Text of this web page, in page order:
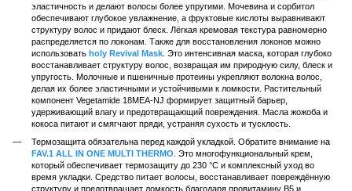
эластичность и делают волосы более упругими. Мочевина и сорбитол
обеспечивают глубокое увлажнение, а фруктовые кислоты выравнивают
структуру волос и придают блеск. Лёгкая кремовая текстура равномерно
распределяется по локонам. Также для восстановления локонов можно
использовать holy Revival Mask . Это интенсивная маска, которая глубоко
восстанавливает структуру волос, возвращая им природную силу, блеск и
упругость. Молочные и пшеничные протеины укрепляют волокна волос,
делая их более эластичными и устойчивыми к ломкости. Растительный
компонент Vegetamide 18MEA-NJ формирует защитный барьер,
удерживающий влагу и предотвращающий повреждения. Масла жожоба и
кокоса питают и смягчают пряди, устраняя сухость и тусклость.
Термозащита обязательна перед каждой укладкой. Обратите внимание на
FAV.1 ALL IN ONE MULTI THERMO . Это многофункциональный крем,
который обеспечивает термозащиту до 230 °C и комплексный уход во
время укладки. Средство питает волосы, восстанавливает повреждённую
структуру и предотвращает ломкость благодаря провитамину B5 и